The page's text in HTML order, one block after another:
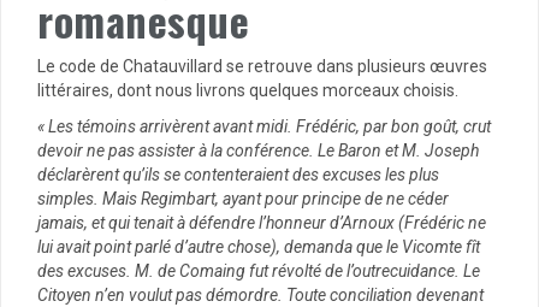
romanesque
Le code de Chatauvillard se retrouve dans plusieurs œuvres
littéraires, dont nous livrons quelques morceaux choisis.
« Les témoins arrivèrent avant midi. Frédéric, par bon goût, crut
devoir ne pas assister à la conférence. Le Baron et M. Joseph
déclarèrent qu’ils se contenteraient des excuses les plus
simples. Mais Regimbart, ayant pour principe de ne céder
jamais, et qui tenait à défendre l’honneur d’Arnoux (Frédéric ne
lui avait point parlé d’autre chose), demanda que le Vicomte fît
des excuses. M. de Comaing fut révolté de l’outrecuidance. Le
Citoyen n’en voulut pas démordre. Toute conciliation devenant